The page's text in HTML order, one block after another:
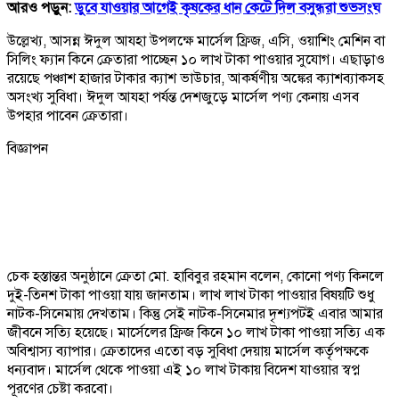
আরও পড়ুন:ডুবে যাওয়ার আগেই কৃষকের ধান কেটে দিল বসুন্ধরা শুভসংঘ
উল্লেখ্য, আসন্ন ঈদুল আযহা উপলক্ষে মার্সেল ফ্রিজ, এসি, ওয়াশিং মেশিন বা
সিলিং ফ্যান কিনে ক্রেতারা পাচ্ছেন ১০ লাখ টাকা পাওয়ার সুযোগ। এছাড়াও
রয়েছে পঞ্চাশ হাজার টাকার ক্যাশ ভাউচার, আকর্ষণীয় অঙ্কের ক্যাশব্যাকসহ
অসংখ্য সুবিধা। ঈদুল আযহা পর্যন্ত দেশজুড়ে মার্সেল পণ্য কেনায় এসব
উপহার পাবেন ক্রেতারা।
বিজ্ঞাপন
চেক হস্তান্তর অনুষ্ঠানে ক্রেতা মো. হাবিবুর রহমান বলেন, কোনো পণ্য কিনলে
দুই-তিনশ টাকা পাওয়া যায় জানতাম। লাখ লাখ টাকা পাওয়ার বিষয়টি শুধু
নাটক-সিনেমায় দেখতাম। কিন্তু সেই নাটক-সিনেমার দৃশ্যপটই এবার আমার
জীবনে সত্যি হয়েছে। মার্সেলের ফ্রিজ কিনে ১০ লাখ টাকা পাওয়া সত্যি এক
অবিশ্বাস্য ব্যাপার। ক্রেতাদের এতো বড় সুবিধা দেয়ায় মার্সেল কর্তৃপক্ষকে
ধন্যবাদ। মার্সেল থেকে পাওয়া এই ১০ লাখ টাকায় বিদেশ যাওয়ার স্বপ্ন
পূরণের চেষ্টা করবো।